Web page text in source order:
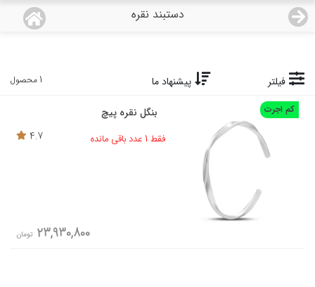
دستبند نقره
منو
صفحه اصلی
دسته بندی محصولات
نمایندگی ها
فیلتر پیشنهاد ما 1 محصول
کم اجرت
بنگل نقره پیچ
فقط 1 عدد باقی مانده
4.7
23,930,800 تومان